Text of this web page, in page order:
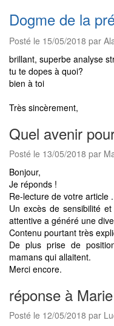
Dogme de la
Posté le 15/05/2018 par
brillant, superbe analyse
tu te dopes à quoi?
bien à toi
Très sincèrement,
Quel avenir
Posté le 13/05/2018 par
Bonjour,
Je réponds !
Re-lecture de votre article .
Un excès de sensibilité
attentive a généré une
Contenu pourtant très
De plus prise de
mamans qui allaitent.
Merci encore.
réponse à Marie
Posté le 12/05/2018 par